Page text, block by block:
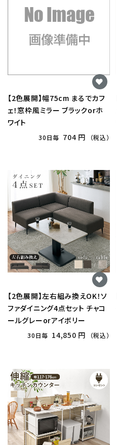
【2色展開】幅75cm まるでカフ
ェ！窓枠風ミラー ブラックorホ
ワイト
30日毎 704 円 （税込）
【2色展開】左右組み換えOK！ソ
ファダイニング4点セット チャコ
ールグレーorアイボリー
30日毎 14,850 円 （税込）